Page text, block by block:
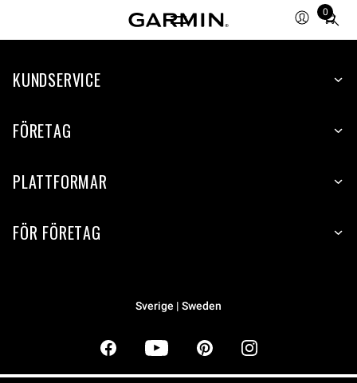
0
Total
items
cart:
KUNDSERVICE
FÖRETAG
PLATTFORMAR
FÖR FÖRETAG
Sverige | Sweden